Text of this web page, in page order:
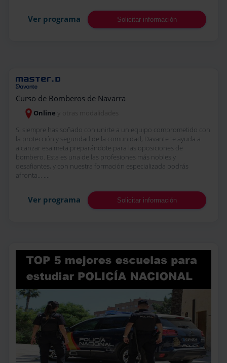
Ver programa Solicitar información
Curso de Bomberos de Navarra
Online
Si siempre has soñado con unirte a un equipo comprometido con
la protección y seguridad de la comunidad, Davante te ayuda a
alcanzar esa meta preparándote para las oposiciones de
bombero. Esta es una de las profesiones más nobles y
desafiantes, y con nuestra formación especializada podrás
afronta... ....
Ver programa Solicitar información